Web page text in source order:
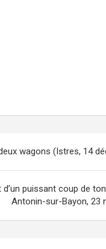
wagons (Istres, 14
d’un puissant coup de
Antonin-sur-Bayon, 23